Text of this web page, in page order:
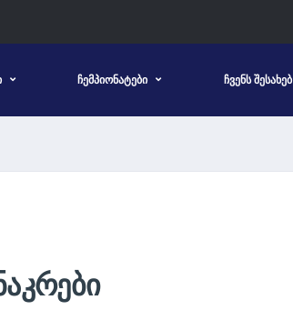
ᲩᲔᲛᲞᲘᲝᲜᲐᲢᲔᲑᲘ ᲩᲕᲔᲜᲡ ᲨᲔᲡᲐᲮᲔᲑ